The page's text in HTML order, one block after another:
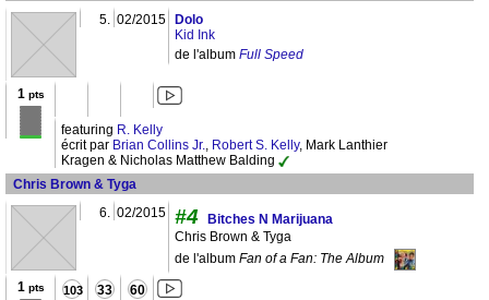
5.
02/2015 Dolo
Kid Ink
de l'album Full Speed
1 pts
featuring R. Kelly
écrit par Brian Collins Jr. Robert S. Kelly, Mark Lanthier
Kragen & Nicholas Matthew Balding
Chris Brown & Tyga
6.
02/2015 #4 Bitches N Marijuana
Chris Brown & Tyga
de l'album Fan of a Fan: The Album
1pts
103
33 60